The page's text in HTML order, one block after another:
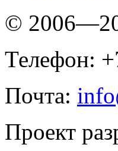
©
Телефон:
Почта:
Проект